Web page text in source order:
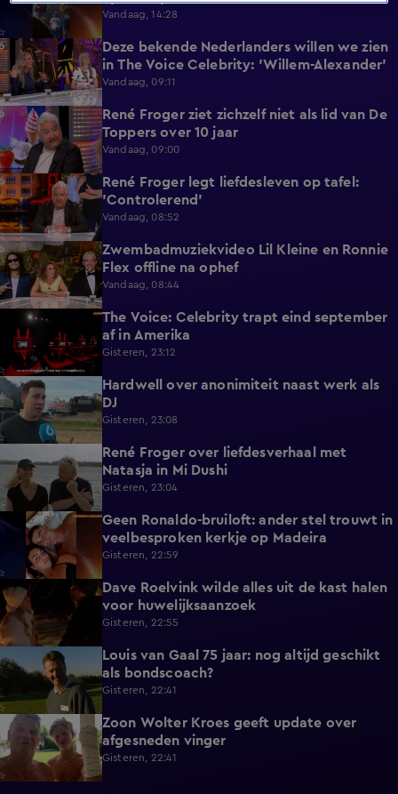
Vandaag, 14:28
4:06
Deze bekende Nederlanders willen we zien
in The Voice Celebrity: 'Willem-Alexander'
Vandaag, 09:11
3:01
René Froger ziet zichzelf niet als lid van De
Toppers over 10 jaar
Vandaag, 09:00
6:43
René Froger legt liefdesleven op tafel:
'Controlerend'
Vandaag, 08:52
1:32
Zwembadmuziekvideo Lil Kleine en Ronnie
Flex offline na ophef
Vandaag, 08:44
The Voice: Celebrity trapt eind september
af in Amerika
Gisteren, 23:12
1:25
Hardwell over anonimiteit naast werk als
DJ
Gisteren, 23:08
René Froger over liefdesverhaal met
Natasja in Mi Dushi
Gisteren, 23:04
1:01
Geen Ronaldo-bruiloft: ander stel trouwt in
veelbesproken kerkje op Madeira
Gisteren, 22:59
1:37
Dave Roelvink wilde alles uit de kast halen
voor huwelijksaanzoek
Gisteren, 22:55
1:16
Louis van Gaal 75 jaar: nog altijd geschikt
als bondscoach?
Gisteren, 22:41
0:59
Zoon Wolter Kroes geeft update over
afgesneden vinger
Gisteren, 22:41